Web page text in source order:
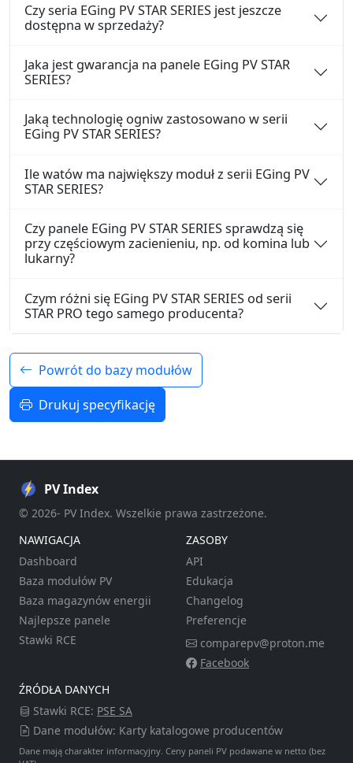
Czy seria EGing PV STAR SERIES jest jeszcze
dostępna w sprzedaży?
Jaka jest gwarancja na panele EGing PV STAR
SERIES?
Jaką technologię ogniw zastosowano w serii
EGing PV STAR SERIES?
Ile watów ma największy moduł z serii EGing PV
STAR SERIES?
Czy panele EGing PV STAR SERIES sprawdzą się
przy częściowym zacienieniu, np. od komina lub
lukarny?
Czym różni się EGing PV STAR SERIES od serii
STAR PRO tego samego producenta?
Powrót do bazy modułów
Drukuj specyfikację
PV Index
© 2026- PV Index. Wszelkie prawa zastrzeżone.
NAWIGACJA
Dashboard
Baza modułów PV
Baza magazynów energii
Najlepsze panele
Stawki RCE
ZASOBY
API
Edukacja
Changelog
Preferencje
comparepv@proton.me
Facebook
ŹRÓDŁA DANYCH
Stawki RCE: PSE SA
Dane modułów: Karty katalogowe producentów
Dane mają charakter informacyjny. Ceny paneli PV podawane w netto (bez